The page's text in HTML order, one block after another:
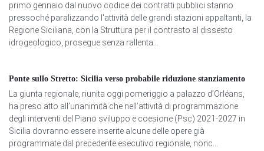
primo gennaio dal nuovo codice dei contratti pubblici stanno
pressoché paralizzando l'attività delle grandi stazioni appaltanti, la
Regione Siciliana, con la Struttura per il contrasto al dissesto
idrogeologico, prosegue senza rallenta...
Ponte sullo Stretto: Sicilia verso probabile riduzione stanziamento
La giunta regionale, riunita oggi pomeriggio a palazzo d’Orléans,
ha preso atto all’unanimità che nell’attività di programmazione
degli interventi del Piano sviluppo e coesione (Psc) 2021-2027 in
Sicilia dovranno essere inserite alcune delle opere già
programmate dal precedente esecutivo regionale, nonc...